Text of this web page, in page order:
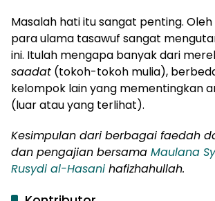
Masalah hati itu sangat penting.
para ulama tasawuf sangat
ini. Itulah mengapa banyak dari
saadat (tokoh-tokoh mulia),
kelompok lain yang mementingkan
(luar atau yang terlihat).
Kesimpulan dari berbagai faedah
dan pengajian bersama Maulana
Rusydi al-Hasani hafizhahullah.